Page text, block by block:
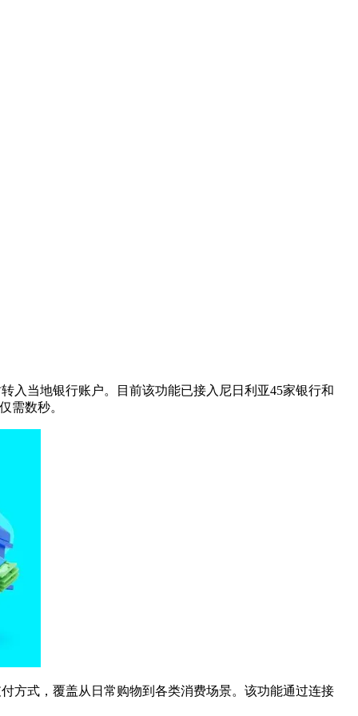
入当地银行账户。目前该功能已接入尼日利亚45家银行和
需数秒。
方式，覆盖从日常购物到各类消费场景。该功能通过连接